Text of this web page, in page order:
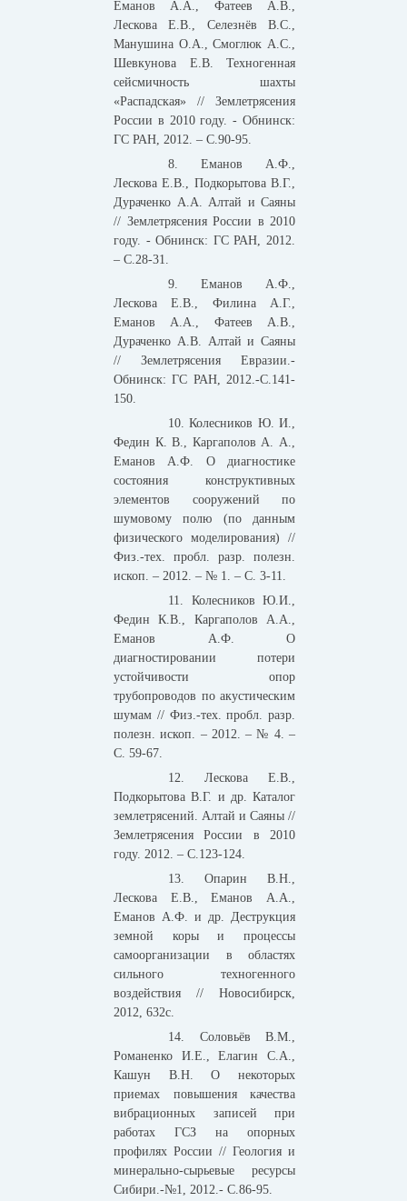
Еманов А.А., Фатеев А.В.,
Лескова Е.В., Селезнёв В.С.,
Манушина О.А., Смоглюк А.С.,
Шевкунова Е.В. Техногенная
сейсмичность шахты
«Распадская» // Землетрясения
России в 2010 году. - Обнинск:
ГС РАН, 2012. – С.90-95.
8. Еманов А.Ф.,
Лескова Е.В., Подкорытова В.Г.,
Дураченко А.А. Алтай и Саяны
// Землетрясения России в 2010
году. - Обнинск: ГС РАН, 2012.
– С.28-31.
9. Еманов А.Ф.,
Лескова Е.В., Филина А.Г.,
Еманов А.А., Фатеев А.В.,
Дураченко А.В. Алтай и Саяны
// Землетрясения Евразии.-
Обнинск: ГС РАН, 2012.-С.141-
150.
10. Колесников Ю. И.,
Федин К. В., Каргаполов А. А.,
Еманов А.Ф. О диагностике
состояния конструктивных
элементов сооружений по
шумовому полю (по данным
физического моделирования) //
Физ.-тех. пробл. разр. полезн.
ископ. – 2012. – № 1. – С. 3-11.
11. Колесников Ю.И.,
Федин К.В., Каргаполов А.А.,
Еманов А.Ф. О
диагностировании потери
устойчивости опор
трубопроводов по акустическим
шумам // Физ.-тех. пробл. разр.
полезн. ископ. – 2012. – № 4. –
С. 59-67.
12. Лескова Е.В.,
Подкорытова В.Г. и др. Каталог
землетрясений. Алтай и Саяны //
Землетрясения России в 2010
году. 2012. – С.123-124.
13. Опарин В.Н.,
Лескова Е.В., Еманов А.А.,
Еманов А.Ф. и др. Деструкция
земной коры и процессы
самоорганизации в областях
сильного техногенного
воздействия // Новосибирск,
2012, 632с.
14. Соловьёв В.М.,
Романенко И.Е., Елагин С.А.,
Кашун В.Н. О некоторых
приемах повышения качества
вибрационных записей при
работах ГСЗ на опорных
профилях России // Геология и
минерально-сырьевые ресурсы
Сибири.-№1, 2012.- С.86-95.